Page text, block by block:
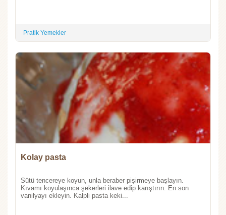
Pratik Yemekler
Kolay pasta
Sütü tencereye koyun, unla beraber pişirmeye başlayın.
Kıvamı koyulaşınca şekerleri ilave edip karıştırın. En son
vanilyayı ekleyin. Kalpli pasta keki...